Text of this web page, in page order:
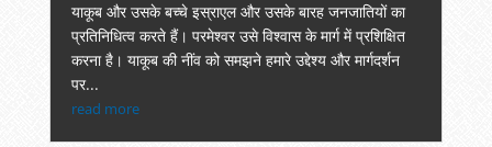
याकूब और उसके बच्चे इस्राएल और उसके बारह जनजातियों का
प्रतिनिधित्व करते हैं। परमेश्वर उसे विश्वास के मार्ग में प्रशिक्षित
करना है। याकूब की नींव को समझने हमारे उद्देश्य और मार्गदर्शन
पर...
read more